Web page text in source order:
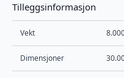
Tilleggsinformasjon
Vekt
Dimensjoner